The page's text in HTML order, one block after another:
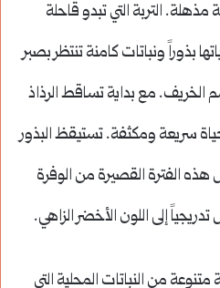
مذهلة. التربة التي تبدو قاحلة
بذوراً ونباتات كامنة تنتظر بصبر
الخريف. مع بداية تساقط الرذاذ
حياة سريعة ومكثفة. تستيقظ البذور
الفترة القصيرة من الوفرة
إلى اللون الأخضر الزاهي.
من النباتات المحلية التي